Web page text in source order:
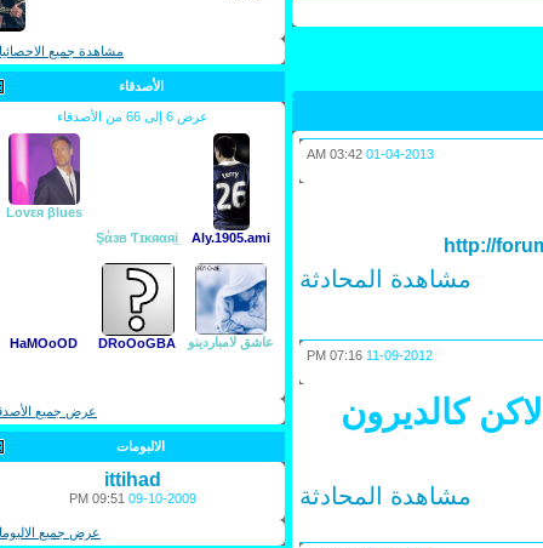
01-04-2013
03:42 AM
http://
مشاهدة المحادثة
11-09-2012
07:16 PM
كالديرون
مشاهدة المحادثة
مشاهدة جميع الاحصائيات
الأصدقاء
عرض 6 إلى 66 من الأصدقاء
Aly.1905.ami
Şάзв Ƭɪκяαяi̲
Lovεя βlues
عاشق لامباردينو DRoOoGBA
HaMOoOD
عرض جميع الأصدقاء
الالبومات
ittihad
09-10-2009
09:51 PM
عرض جميع الالبومات